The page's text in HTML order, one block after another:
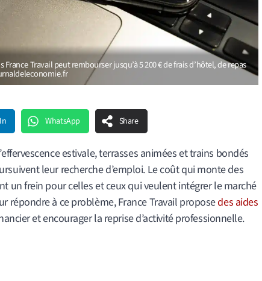
Travail peut rembourser jusqu’à 5 200 € de frais d’hôtel, de repas
WhatsApp Share
estivale, terrasses animées et trains bondés
leur recherche d’emploi. Le coût qui monte des
un frein pour celles et ceux qui veulent intégrer le marché
répondre à ce problème, France Travail proposedes aides
et encourager la reprise d’activité professionnelle.